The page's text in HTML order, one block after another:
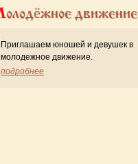
Молодёжное движение
Приглашаем юношей и девушек в
молодежное движение.
подробнее